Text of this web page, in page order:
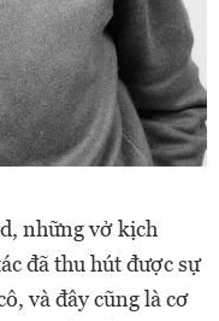
những vở kịch
đã thu hút được sự
và đây cũng là cơ